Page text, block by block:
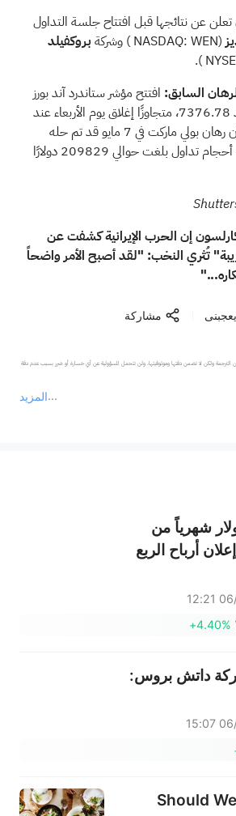
تعلن عن نتائجها قبل افتتاح جلسة التداول
(NASDAQ:
WEN ) وشركة بروكفيلد
).
السابق: افتتح مؤشر ستاندرد آند بورز
500 يوم الخميس عند 7376.78، متجاوزًا إغلاق يوم الأربعاء عند
7365.12، مما يعني أن رهان بولي ماركت في 7 مايو قد تم حله
"صعودًا". وشهد العقد أحجام تداول بلغت حوالي 209829 دولارًا
إن الحرب الإيرانية كشفت عن
تُثري النخب: "لقد أصبح الأمر واضحاً
مشاركة
المزيد
ولكن لا تضمن دقتها وموثوقيتها، ولن تتحمل المسؤولية عن أي خسارة أو ضرر بسبب عدم دقة
لا تقدم منصة سهم أي مشورة استثمارية، ولا تقدم أي التزامات أو ضمانات.
ربح 500 دولار شهرياً من
أرباح الربع
06/
+4.40%
داتش بروس:
06/
Should